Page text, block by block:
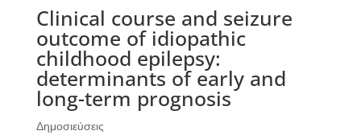
Clinical course and seizure
outcome of idiopathic
childhood epilepsy:
determinants of early and
long-term prognosis
Δημοσιεύσεις